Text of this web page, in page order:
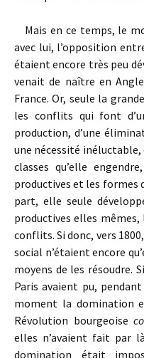
Mais en ce temps, le
avec lui, l’opposition
étaient encore très peu
venait de naître en
France. Or, seule la
les conflits qui font
production, d’une
une nécessité
classes qu’elle
productives et les formes
part, elle seule
productives elles mêmes,
conflits. Si donc, vers
social n’étaient encore
moyens de les résoudre.
Paris avaient pu,
moment la domination
Révolution bourgeoise
elles n’avaient fait par
domination était